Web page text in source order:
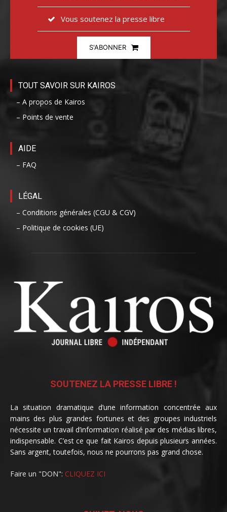
Vous soutenez la presse libre
S'ABONNER
TOUT SAVOIR SUR KAIROS
– A propos de Kairos
– Points de vente
AIDE
– FAQ
LÉGAL
– Conditions générales (CGU & CGV)
– Politique de cookies (UE)
SOUTENEZ LA PRESSE LIBRE !
La situation dramatique d’une information concentrée aux
mains des plus grandes fortunes et des groupes industriels
nécessite un travail d’information réalisé par des médias libres,
indispensable. C’est ce que fait Kairos depuis plusieurs années.
Sans argent, toutefois, nous ne pourrons pas grand chose.
Faire un "DON": CLIQUEZ ICI